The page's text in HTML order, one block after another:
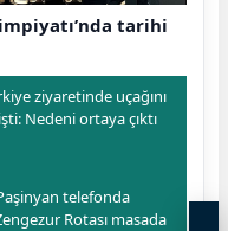
tarihi
ziyaretinde uçağını
Nedeni ortaya çıktı
telefonda
Rotası masada